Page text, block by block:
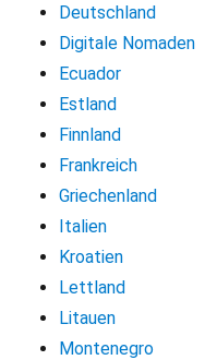
Deutschland
Digitale Nomaden
Ecuador
Estland
Finnland
Frankreich
Griechenland
Italien
Kroatien
Lettland
Litauen
Montenegro